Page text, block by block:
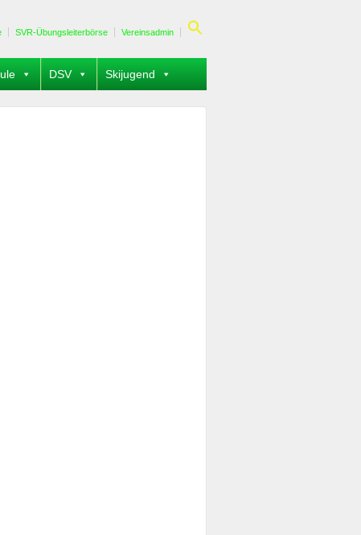
SVR-Übungsleiterbörse Vereinsadmin
DSV Skijugend